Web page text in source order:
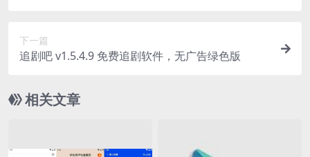
下一篇
追剧吧 v1.5.4.9 免费追剧软件，无广告绿色版
相关文章